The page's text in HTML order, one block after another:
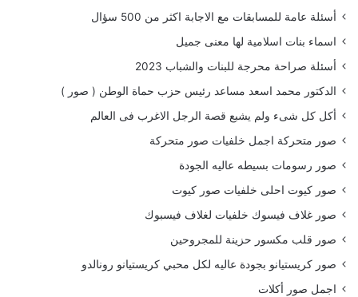
أسئلة عامة للمسابقات مع الاجابة اكثر من 500 سؤال
اسماء بنات اسلامية لها معنى جميل
أسئلة صراحة محرجة للبنات والشباب 2023
الدكتور محمد اسعد مساعد رئيس حزب حماة الوطن ( صور )
أكل كل شىء ولم يشبع قصة الرجل الاغرب فى العالم
صور متحركة اجمل خلفيات صور متحركة
صور رسومات بسيطه عاليه الجودة
صور كيوت احلى خلفيات صور كيوت
صور غلاف فيسوك خلفيات لغلاف فيسبوك
صور قلب مكسور حزينة للمجروحين
صور كريستيانو بجودة عاليه لكل محبي كريستيانو رونالدو
اجمل صور أكلات